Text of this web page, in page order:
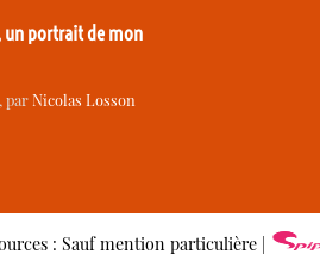
un portrait de mon
, parNicolas Losson
: Sauf mention particulière |